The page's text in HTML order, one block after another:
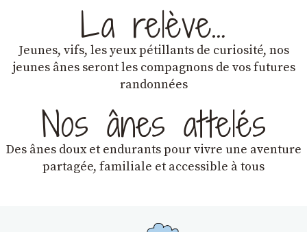
La relève…
Jeunes, vifs, les yeux pétillants de curiosité, nos
jeunes ânes seront les compagnons de vos futures
randonnées
Nos ânes attelés
Des ânes doux et endurantspour vivre une aventure
partagée, familiale et accessible à tous